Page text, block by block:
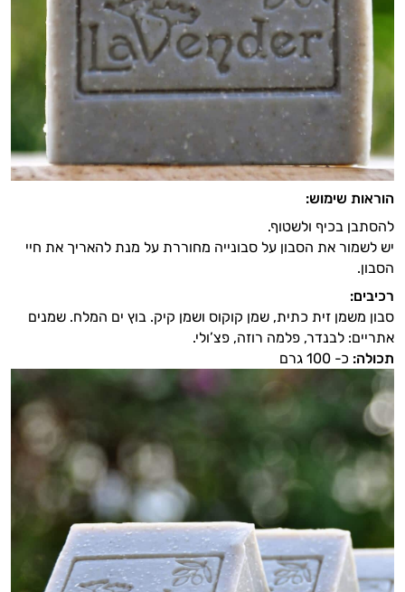
הוראות שימוש:
להסתבן בכיף ולשטוף.
יש לשמור את הסבון על סבונייה מחוררת על מנת להאריך את חיי
הסבון.
רכיבים:
סבון משמן זית כתית, שמן קוקוס ושמן קיק. בוץ ים המלח. שמנים
אתריים: לבנדר, פלמה רוזה, פצ’ולי.
תכולה: כ- 100 גרם